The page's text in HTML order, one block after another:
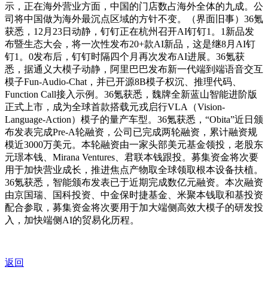
示，正在海外营业方面，中国的门店数占海外全体的九成。公
司将中国做为海外最沉点区域的方针不变。（界面旧事）36氪
获悉，12月23日动静，钉钉正在杭州召开AI钉钉1。1新品发
布暨生态大会，将一次性发布20+款AI新品，这是继8月AI钉
钉1。0发布后，钉钉时隔四个月再次发布AI进展。36氪获
悉，据通义大模子动静，阿里巴巴发布新一代端到端语音交互
模子Fun-Audio-Chat，并已开源8B模子权沉、推理代码、
Function Call接入示例。36氪获悉，魏牌全新蓝山智能进阶版
正式上市，成为全球首款搭载元戎启行VLA（Vision-
Language-Action）模子的量产车型。36氪获悉，“Obita”近日颁
布发表完成Pre-A轮融资，公司已完成两轮融资，累计融资规
模近3000万美元。本轮融资由一家头部美元基金领投，老股东
元璟本钱、Mirana Ventures、君联本钱跟投。募集资金将次要
用于加快营业成长，推进焦点产物取全球领取根本设备扶植。
36氪获悉，智能颁布发表已于近期完成数亿元融资。本次融资
由京国瑞、国科投资、中金保时捷基金、米聚本钱取和基投资
配合参取，募集资金将次要用于加大端侧高效大模子的研发投
入，加快端侧AI的贸易化历程。
返回